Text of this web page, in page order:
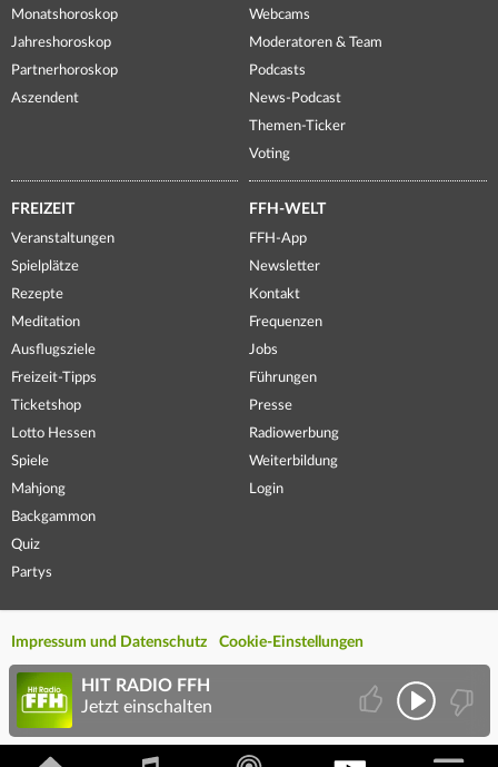
Monatshoroskop
Jahreshoroskop
Partnerhoroskop
Aszendent
Webcams
Moderatoren & Team
Podcasts
News-Podcast
Themen-Ticker
Voting
FREIZEIT
Veranstaltungen
Spielplätze
Rezepte
Meditation
Ausflugsziele
Freizeit-Tipps
Ticketshop
Lotto Hessen
Spiele
Mahjong
Backgammon
Quiz
Partys
FFH-WELT
FFH-App
Newsletter
Kontakt
Frequenzen
Jobs
Führungen
Presse
Radiowerbung
Weiterbildung
Login
Impressum und Datenschutz Cookie-Einstellungen
HIT RADIO FFH
Jetzt einschalten